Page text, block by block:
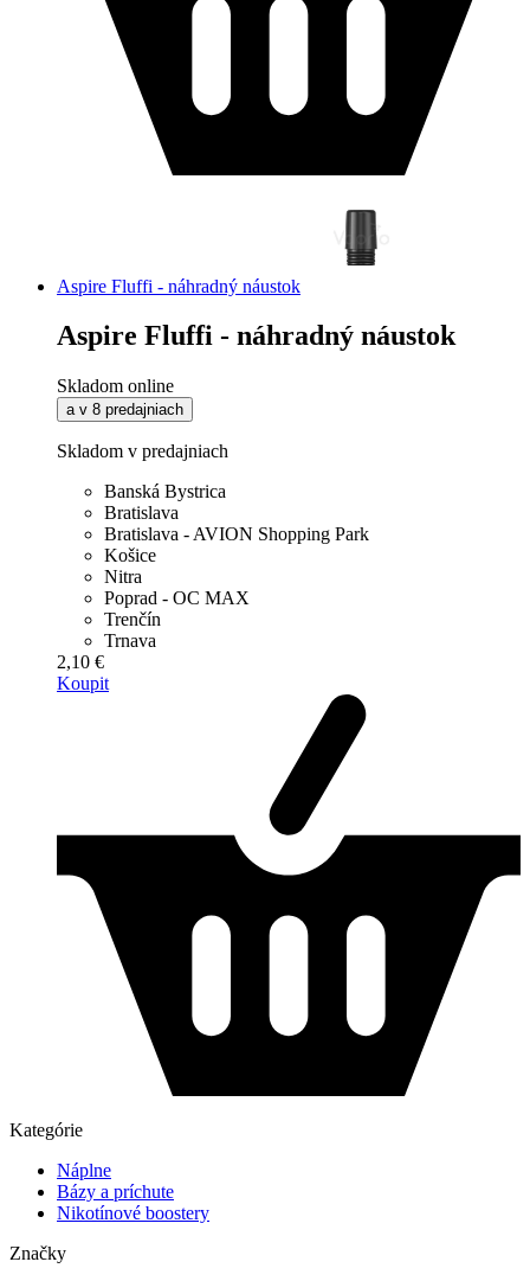
Aspire Fluffi - náhradný náustok
Aspire Fluffi - náhradný náustok
Skladom online
a v 8 predajniach
Skladom v predajniach
Banská Bystrica
Bratislava
Bratislava - AVION Shopping Park
Košice
Nitra
Poprad - OC MAX
Trenčín
Trnava
2,10 €
Koupit
Kategórie
Náplne
Bázy a príchute
Nikotínové boostery
Značky